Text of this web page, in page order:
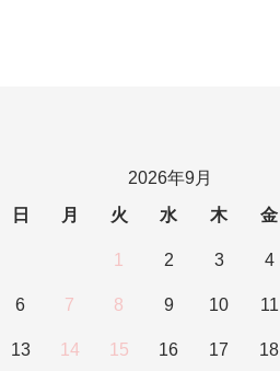
2026年9月
日
月 火 水 木 金
1 2 3 4
6 7 8 9 10 11
13 14 15 16 17 18